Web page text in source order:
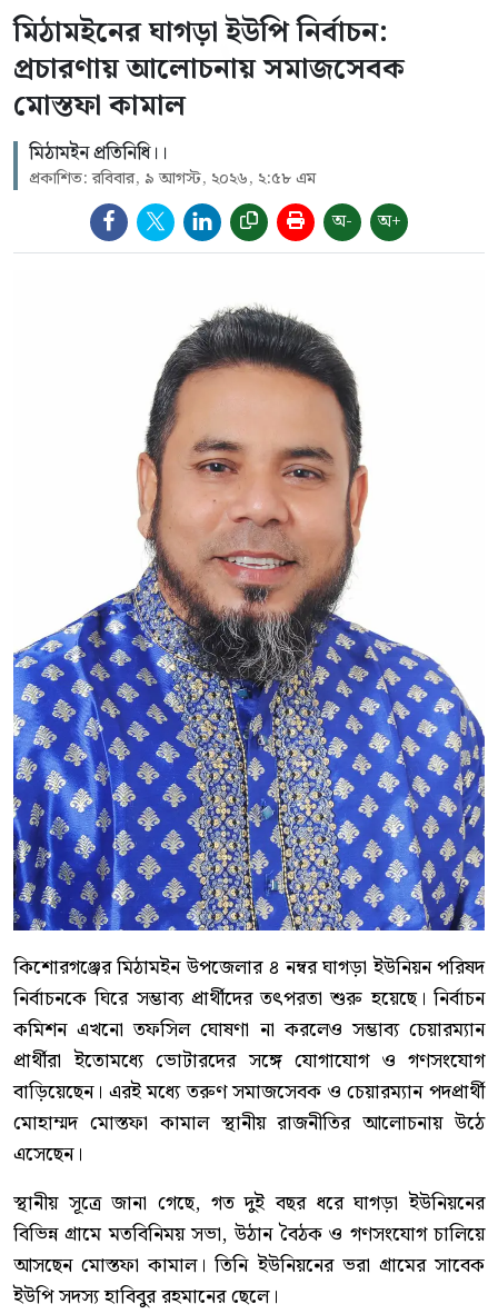
মিঠামইনের ঘাগড়া ইউপি নির্বাচন:
প্রচারণায় আলোচনায় সমাজসেবক
মোস্তফা কামাল
মিঠামইন প্রতিনিধি।।
প্রকাশিত: রবিবার, ৯ আগস্ট, ২০২৬, ২:৫৮ এম
অ- অ+
কিশোরগঞ্জের মিঠামইন উপজেলার ৪ নম্বর ঘাগড়া ইউনিয়ন পরিষদ
নির্বাচনকে ঘিরে সম্ভাব্য প্রার্থীদের তৎপরতা শুরু হয়েছে। নির্বাচন
কমিশন এখনো তফসিল ঘোষণা না করলেও সম্ভাব্য চেয়ারম্যান
প্রার্থীরা ইতোমধ্যে ভোটারদের সঙ্গে যোগাযোগ ও গণসংযোগ
বাড়িয়েছেন। এরই মধ্যে তরুণ সমাজসেবক ও চেয়ারম্যান পদপ্রার্থী
মোহাম্মদ মোস্তফা কামাল স্থানীয় রাজনীতির আলোচনায় উঠে
এসেছেন।
স্থানীয় সূত্রে জানা গেছে, গত দুই বছর ধরে ঘাগড়া ইউনিয়নের
বিভিন্ন গ্রামে মতবিনিময় সভা, উঠান বৈঠক ও গণসংযোগ চালিয়ে
আসছেন মোস্তফা কামাল। তিনি ইউনিয়নের ভরা গ্রামের সাবেক
ইউপি সদস্য হাবিবুর রহমানের ছেলে।